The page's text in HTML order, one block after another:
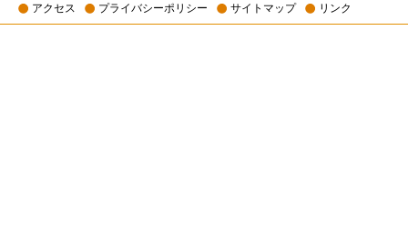
アクセス プライバシーポリシー サイトマップ リンク